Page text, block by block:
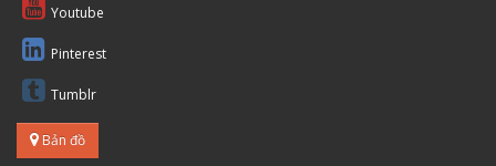
Youtube
Pinterest
Tumblr
Bản đồ